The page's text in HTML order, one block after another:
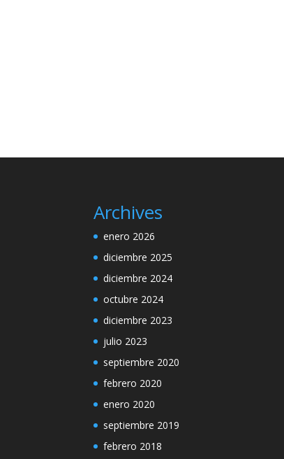
Archives
enero 2026
diciembre 2025
diciembre 2024
octubre 2024
diciembre 2023
julio 2023
septiembre 2020
febrero 2020
enero 2020
septiembre 2019
febrero 2018